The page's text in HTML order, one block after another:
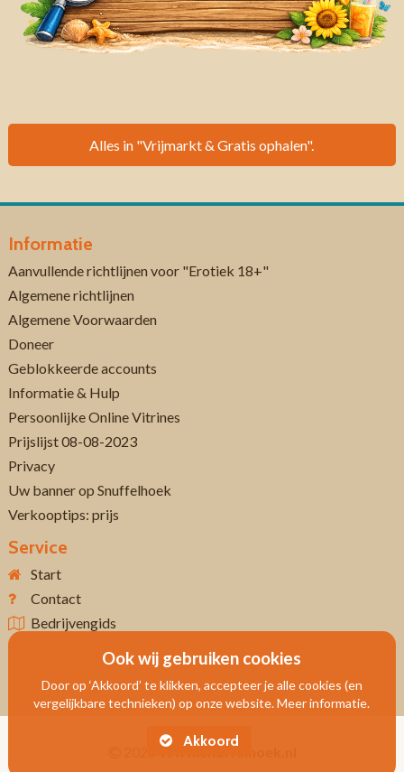
Alles in "Vrijmarkt & Gratis ophalen".
Informatie
Aanvullende richtlijnen voor "Erotiek 18+"
Algemene richtlijnen
Algemene Voorwaarden
Doneer
Geblokkeerde accounts
Informatie & Hulp
Persoonlijke Online Vitrines
Prijslijst 08-08-2023
Privacy
Uw banner op Snuffelhoek
Verkooptips: prijs
Service
Start
Contact
Bedrijvengids
Www.snuffelhoek.nl
Ook wij gebruiken cookies
Door op ‘Akkoord’ te klikken, accepteer je alle cookies (en
vergelijkbare technieken) op onze website. Meer informatie.
Akkoord